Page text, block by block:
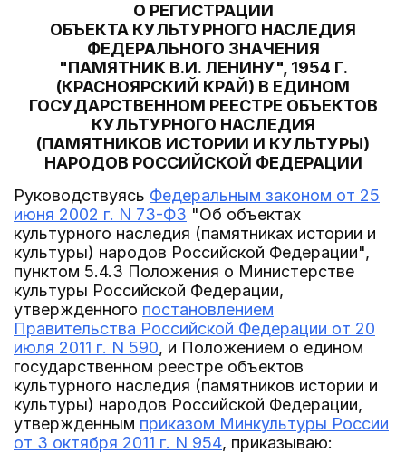
О РЕГИСТРАЦИИ
ОБЪЕКТА КУЛЬТУРНОГО НАСЛЕДИЯ
ФЕДЕРАЛЬНОГО ЗНАЧЕНИЯ
"ПАМЯТНИК В.И. ЛЕНИНУ", 1954 Г.
(КРАСНОЯРСКИЙ КРАЙ) В ЕДИНОМ
ГОСУДАРСТВЕННОМ РЕЕСТРЕ ОБЪЕКТОВ
КУЛЬТУРНОГО НАСЛЕДИЯ
(ПАМЯТНИКОВ ИСТОРИИ И КУЛЬТУРЫ)
НАРОДОВ РОССИЙСКОЙ ФЕДЕРАЦИИ
Руководствуясь Федеральным законом от 25
июня 2002 г. N 73-ФЗ "Об объектах
культурного наследия (памятниках истории и
культуры) народов Российской Федерации",
пунктом 5.4.3 Положения о Министерстве
культуры Российской Федерации,
утвержденного постановлением
Правительства Российской Федерации от 20
июля 2011 г. N 590, и Положением о едином
государственном реестре объектов
культурного наследия (памятников истории и
культуры) народов Российской Федерации,
утвержденным приказом Минкультуры России
от 3 октября 2011 г. N 954, приказываю: